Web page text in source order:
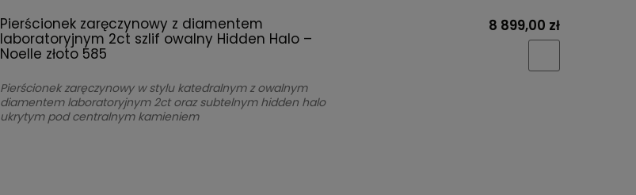
Pierścionek zaręczynowy z diamentem
laboratoryjnym 2ct szlif owalny Hidden Halo –
Noelle złoto 585
Pierścionek zaręczynowy w stylu katedralnym z owalnym
diamentem laboratoryjnym 2ct oraz subtelnym hidden halo
ukrytym pod centralnym kamieniem
8 899,00 zł